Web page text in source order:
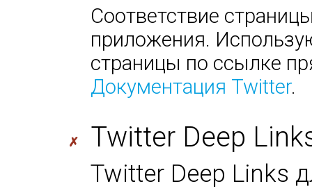
Соответствие
приложения.
страницы по ссылке
Документация Twitter.
✗ Twitter Deep
Twitter Deep Links